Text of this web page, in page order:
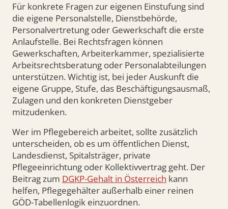
Für konkrete Fragen zur eigenen Einstufung sind
die eigene Personalstelle, Dienstbehörde,
Personalvertretung oder Gewerkschaft die erste
Anlaufstelle. Bei Rechtsfragen können
Gewerkschaften, Arbeiterkammer, spezialisierte
Arbeitsrechtsberatung oder Personalabteilungen
unterstützen. Wichtig ist, bei jeder Auskunft die
eigene Gruppe, Stufe, das Beschäftigungsausmaß,
Zulagen und den konkreten Dienstgeber
mitzudenken.
Wer im Pflegebereich arbeitet, sollte zusätzlich
unterscheiden, ob es um öffentlichen Dienst,
Landesdienst, Spitalsträger, private
Pflegeeinrichtung oder Kollektivvertrag geht. Der
Beitrag zum DGKP-Gehalt in Österreich kann
helfen, Pflegegehälter außerhalb einer reinen
GÖD-Tabellenlogik einzuordnen.